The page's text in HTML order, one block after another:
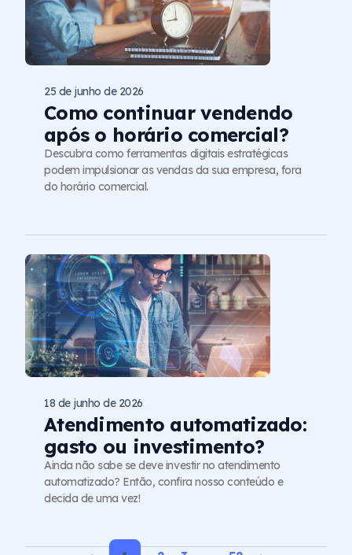
Como continuar vendendo
após o horário comercial?
25 de junho de 2026
Descubra como ferramentas digitais estratégicas
podem impulsionar as vendas da sua empresa, fora
do horário comercial.
Atendimento automatizado:
gasto ou investimento?
18 de junho de 2026
Ainda não sabe se deve investir no atendimento
automatizado? Então, confira nosso conteúdo e
decida de uma vez!